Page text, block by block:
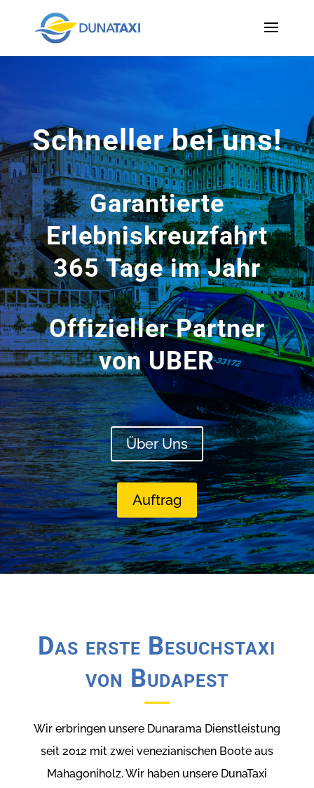
Schneller bei uns!
Garantierte
Erlebniskreuzfahrt
365 Tage im Jahr
Offizieller Partner
von UBER
Über Uns
Auftrag
Das erste Besuchstaxi
von Budapest
Wir erbringen unsere Dunarama Dienstleistung
seit 2012 mit zwei venezianischen Boote aus
Mahagoniholz. Wir haben unsere DunaTaxi